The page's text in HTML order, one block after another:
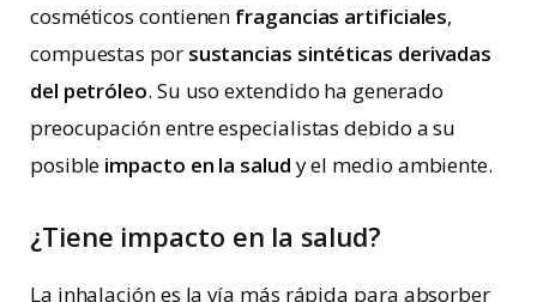
cosméticos contienen fragancias artificiales,
compuestas por sustancias sintéticas derivadas
del petróleo. Su uso extendido ha generado
preocupación entre especialistas debido a su
posible impacto en la salud y el medio ambiente.
¿Tiene impacto en la salud?
La inhalación es la vía más rápida para absorber